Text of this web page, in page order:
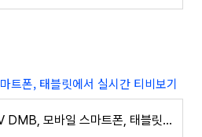
트폰, 태블릿에서 실시간 티비보기
실시간TV DMB, 모바일 스마트폰, 태블릿에서 실시간 티비보기